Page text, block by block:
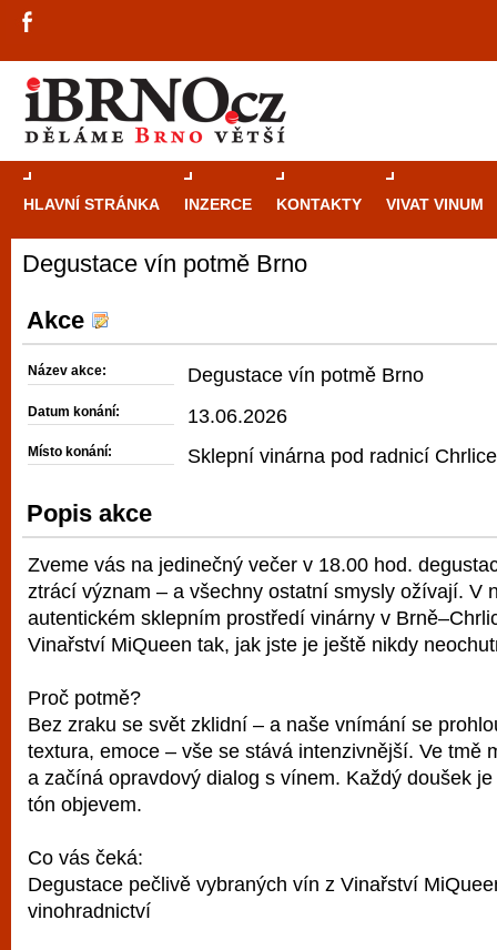
HLAVNÍ STRÁNKA INZERCE KONTAKTY VIVAT VINUM
Degustace vín potmě Brno
Akce
Název akce: Degustace vín potmě Brno
Datum konání: 13.06.2026
Místo konání: Sklepní vinárna pod radnicí Chrlice
Popis akce
Zveme vás na jedinečný večer v 18.00 hod.
ztrácí význam – a všechny ostatní smysly ožívají. V
autentickém sklepním prostředí vinárny v
Vinařství MiQueen tak, jak jste je ještě nikdy
Proč potmě?
Bez zraku se svět zklidní – a naše vnímání se
textura, emoce – vše se stává intenzivnější. Ve tmě
a začíná opravdový dialog s vínem. Každý doušek
tón objevem.
Co vás čeká:
Degustace pečlivě vybraných vín z Vinařství
vinohradnictví
automaty
restaurace,
vyzkoušet různé kasinové hry. V
metropoli naleznete širokou nabídku her
po moderní automaty jak pro pravidelné
příležitostné hráče. V...